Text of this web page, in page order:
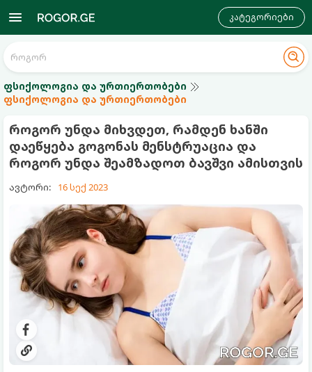
კატეგორიები
ფსიქოლოგია და ურთიერთობები
ფსიქოლოგია და ურთიერთობები
როგორ უნდა მიხვდეთ, რამდენ ხანში
დაეწყება გოგონას მენსტრუაცია და
როგორ უნდა შეამზადოთ ბავშვი ამისთვის
ავტორი: 16 სექ 2023